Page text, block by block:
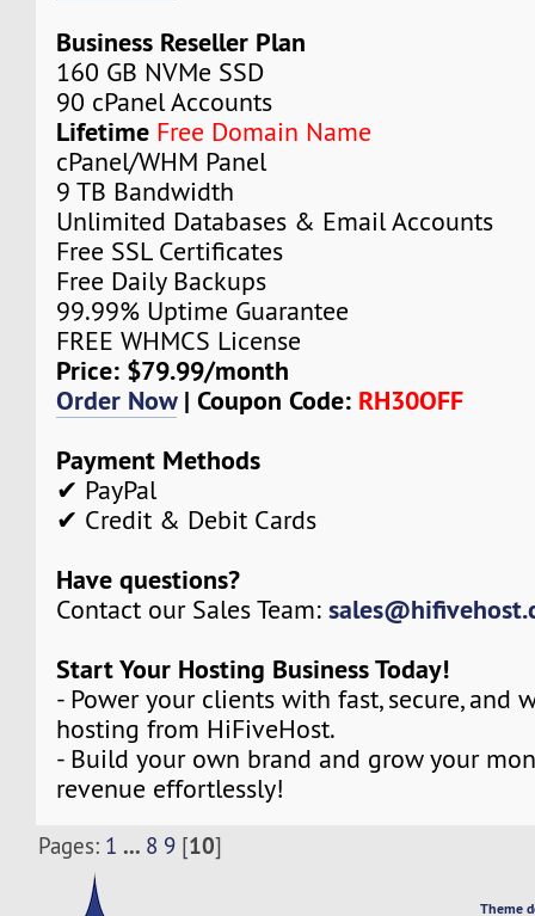
Business Reseller Plan
160 GB NVMe SSD
90 cPanel Accounts
Lifetime Free Domain Name
cPanel/WHM Panel
9 TB Bandwidth
Unlimited Databases & Email Accounts
Free SSL Certificates
Free Daily Backups
99.99% Uptime Guarantee
FREE WHMCS License
Price: $79.99/month
Order Now| Coupon Code: RH30OFF
Payment Methods
✔ PayPal
✔ Credit & Debit Cards
Have questions?
Contact our Sales Team:
Start Your Hosting Business Today!
- Power your clients with fast, secure, and
hosting from HiFiveHost.
- Build your own brand and grow your
revenue effortlessly!
Pages: 1 ... 8 9 [10]
Theme